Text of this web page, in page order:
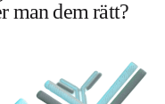
man dem rätt?